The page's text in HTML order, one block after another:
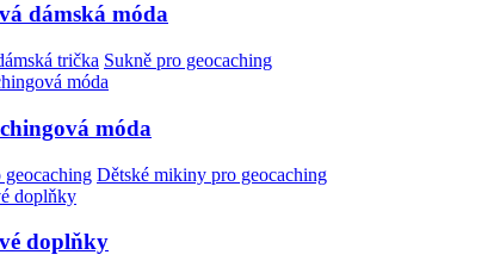
dámská móda
trička Sukně pro geocaching
móda
Dětské mikiny pro geocaching
doplňky